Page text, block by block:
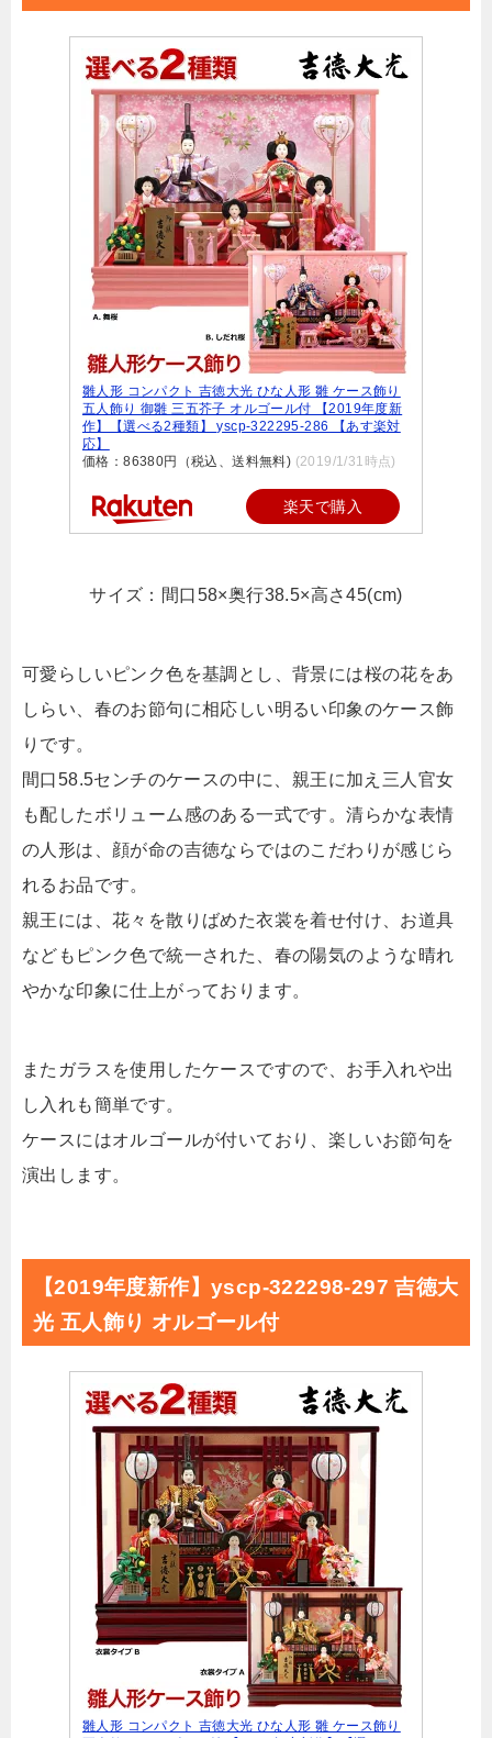
雛人形 コンパクト 吉徳大光 ひな人形 雛 ケース飾り
五人飾り 御雛 三五芥子 オルゴール付 【2019年度新
作】【選べる2種類】 yscp-322295-286 【あす楽対
応】
価格：86380円（税込、送料無料) (2019/1/31時点)
楽天で購入
サイズ：間口58×奥行38.5×高さ45(cm)
可愛らしいピンク色を基調とし、背景には桜の花をあ
しらい、春のお節句に相応しい明るい印象のケース飾
りです。
間口58.5センチのケースの中に、親王に加え三人官女
も配したボリューム感のある一式です。清らかな表情
の人形は、顔が命の吉徳ならではのこだわりが感じら
れるお品です。
親王には、花々を散りばめた衣裳を着せ付け、お道具
などもピンク色で統一された、春の陽気のような晴れ
やかな印象に仕上がっております。
またガラスを使用したケースですので、お手入れや出
し入れも簡単です。
ケースにはオルゴールが付いており、楽しいお節句を
演出します。
【2019年度新作】yscp-322298-297 吉徳大
光 五人飾り オルゴール付
雛人形 コンパクト 吉徳大光 ひな人形 雛 ケース飾り